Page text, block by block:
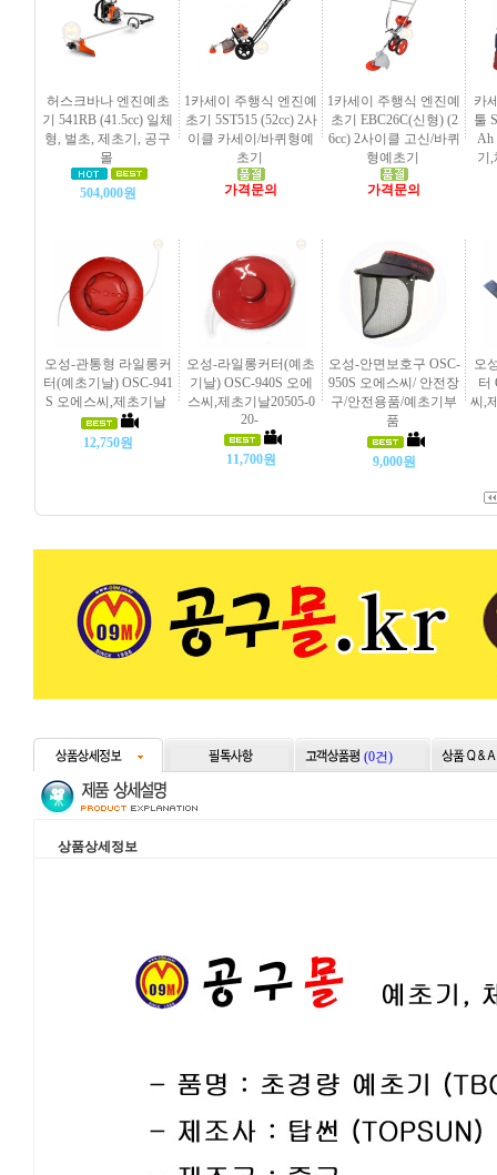
허스크바나 엔진예초
기 541RB (41.5cc) 일체
형, 벌초, 제초기, 공구
몰
504,000원
1카세이 주행식 엔진예
초기 5ST515 (52cc) 2사
이클 카세이/바퀴형예
초기
가격문의
1카세이 주행식 엔진예
초기 EBC26C(신형) (2
6cc) 2사이클 고신/바퀴
형예초기
가격문의
카
툴
Ah
기
오성-관통형 라일롱커
터(예초기날) OSC-941
S 오에스씨,제초기날
12,750원
오성-라일롱커터(예초
기날) OSC-940S 오에
스씨,제초기날20505-0
20-
11,700원
오성-안면보호구 OSC-
950S 오에스씨/ 안전장
구/안전용품/예초기부
품
9,000원
오
터
씨,
(0건)
상품상세정보